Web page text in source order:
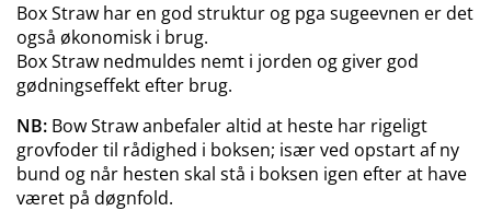
Box Straw har en god struktur og pga sugeevnen er det
også økonomisk i brug.
Box Straw nedmuldes nemt i jorden og giver god
gødningseffekt efter brug.
NB: Bow Straw anbefaler altid at heste har rigeligt
grovfoder til rådighed i boksen; især ved opstart af ny
bund og når hesten skal stå i boksen igen efter at have
været på døgnfold.